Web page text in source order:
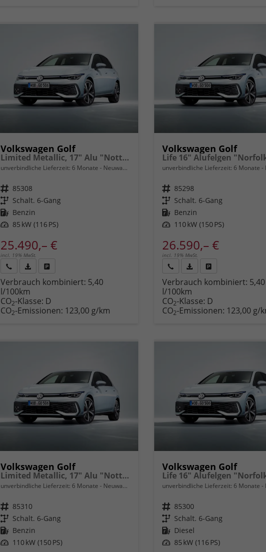
Volkswagen Golf
Limited Metallic, 17" Alu "Nottingham", Keyless, Alarm, Abgedunkelte Scheiben, Adaptiver Tempomat, Sicht-Paket, Digital Cockpit, LED-Scheinwerfer, Radio Composition 10,3" + Wireless App-Connect, Parksensoren vo/hi, Rückfahrkamera, Climatronicuvm.
unverbindliche Lieferzeit: 6 Monate Neuwagen
Fahrzeugnr. 85308
Getriebe Schalt. 6-Gang
Kraftstoff Benzin
Leistung 85 kW (116 PS)
25.490,– €
incl. 19% MwSt.
anfordernDatei,
Fahrzeugexposé
drucken
drucken,
oder
vergleichen
Verbrauch kombiniert: 5,40
l/100km
CO2-Klasse: D
CO2-Emissionen: 123,00 g/km
Volkswagen Golf
unverbindliche Lieferzeit: 6 Monate
Fahrzeugnr. 85298
Getriebe Schalt. 6-Gang
Kraftstoff Benzin
Leistung 110 kW (150 PS)
26.590,– €
incl. 19% MwSt.
anfordernDatei,
Fahrzeugexposé
drucken
drucken,
oder
vergleichen
Verbrauch kombiniert: 5,40
l/100km
CO2-Klasse: D
CO2-Emissionen: 123,00 g/
Volkswagen Golf
Limited Metallic, 17" Alu "Nottingham", Keyless, Alarm, Abgedunkelte Scheiben, Adaptiver Tempomat, Sicht-Paket, Digital Cockpit, LED-Scheinwerfer, Radio Composition 10,3" + Wireless App-Connect, Parksensoren vo/hi, Rückfahrkamera, Climatronicuvm.
unverbindliche Lieferzeit: 6 Monate Neuwagen
Fahrzeugnr. 85310
Getriebe Schalt. 6-Gang
Kraftstoff Benzin
Leistung 110 kW (150 PS)
Volkswagen Golf
unverbindliche Lieferzeit: 6 Monate
Fahrzeugnr. 85300
Getriebe Schalt. 6-Gang
Kraftstoff Diesel
Leistung 85 kW (116 PS)